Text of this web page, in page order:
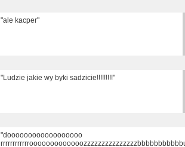
"ale kacper"
"Ludzie jakie wy byki sadzicie!!!!!!!!!"
"doooooooooooooooooo